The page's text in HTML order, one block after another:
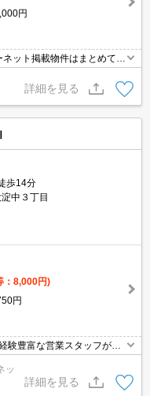
円
ット掲載物件はまとめてご
詳細を見る
歩14分
中３丁目
：8,000円)
円
豊富な営業スタッフが多
頂きます☆ご希望の物件の
きご内覧いただくサービス
中です☆詳しくは「エイブ
ッ
詳細を見る